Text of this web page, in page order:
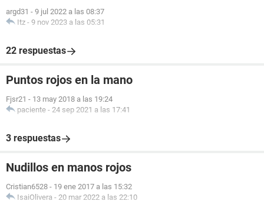
argd31 - 9 jul 2022 a las 08:37
Itz - 9 nov 2023 a las 05:31
22 respuestas
Puntos rojos en la mano
Fjsr21 - 13 may 2018 a las 19:24
paciente - 24 sep 2021 a las 17:41
3 respuestas
Nudillos en manos rojos
Cristian6528 - 19 ene 2017 a las 15:32
IsaiOlivera - 20 mar 2022 a las 22:10